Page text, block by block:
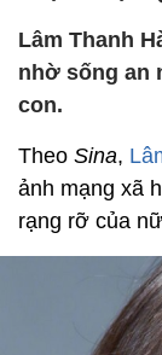
Lâm Thanh
nhờ sống an
con.
Theo Sina,
ảnh mạng xã
rạng rỡ của